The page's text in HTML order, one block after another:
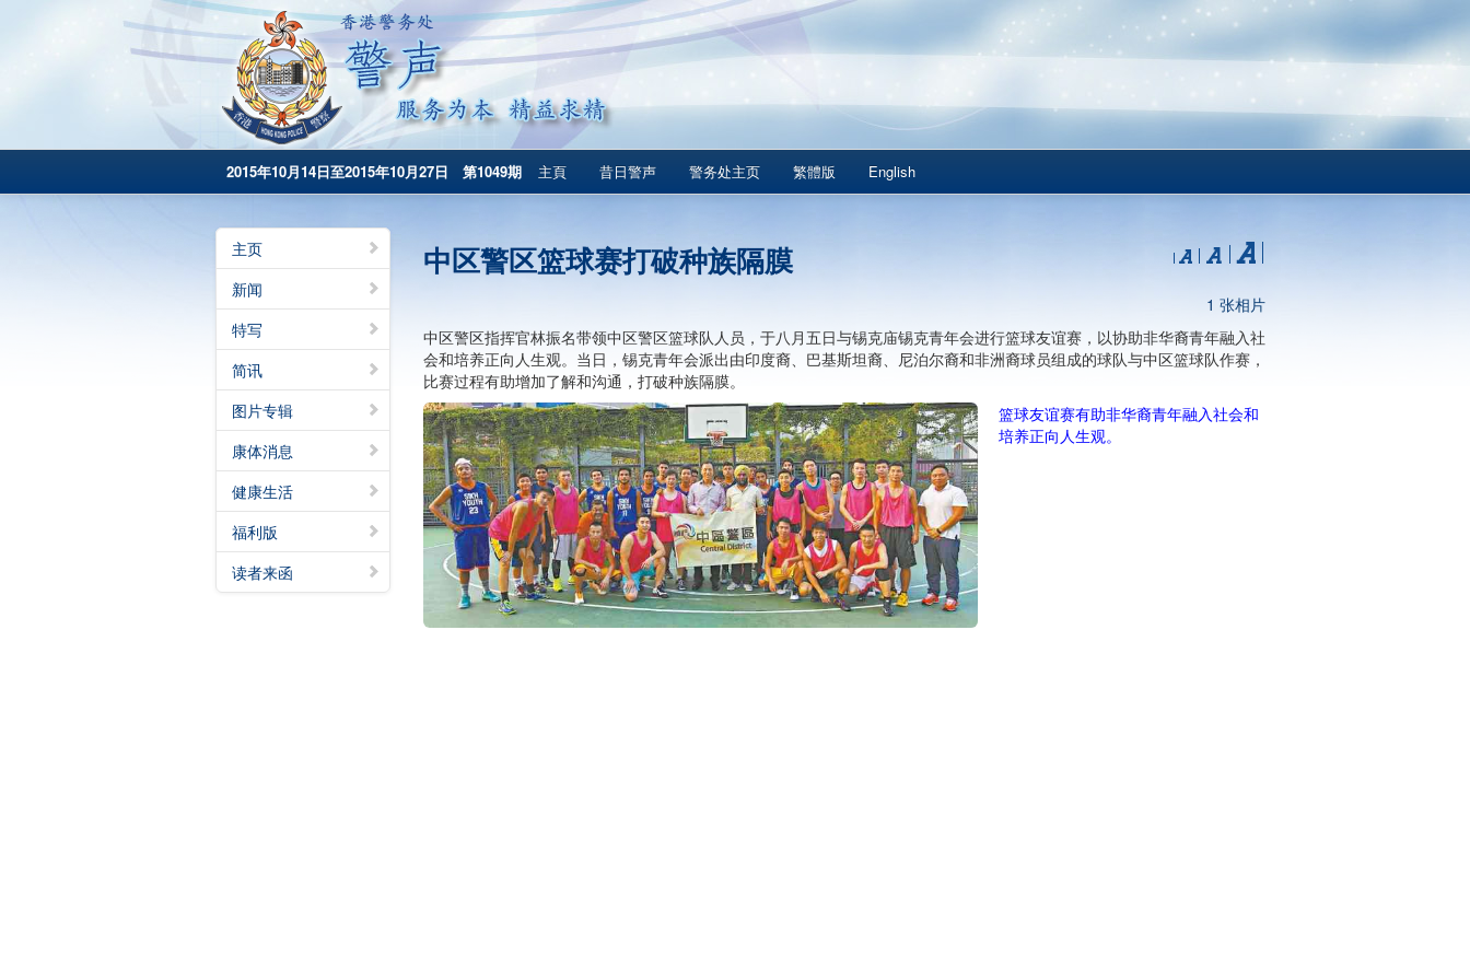
2015年10月14日至2015年10月27日 第1049期 主頁 昔日警声 警务处主页 繁體版 English
主页
新闻
特写
简讯
图片专辑
康体消息
健康生活
福利版
读者来函
中区警区篮球赛打破种族隔膜
1 张相片
中区警区指挥官林振名带领中区警区篮球队人员，于八月五日与锡克庙锡克青年会进行篮球友谊赛，以协助非华裔青年融入社
会和培养正向人生观。当日，锡克青年会派出由印度裔、巴基斯坦裔、尼泊尔裔和非洲裔球员组成的球队与中区篮球队作赛，
比赛过程有助增加了解和沟通，打破种族隔膜。
篮球友谊赛有助非华裔青年融入社会和
培养正向人生观。